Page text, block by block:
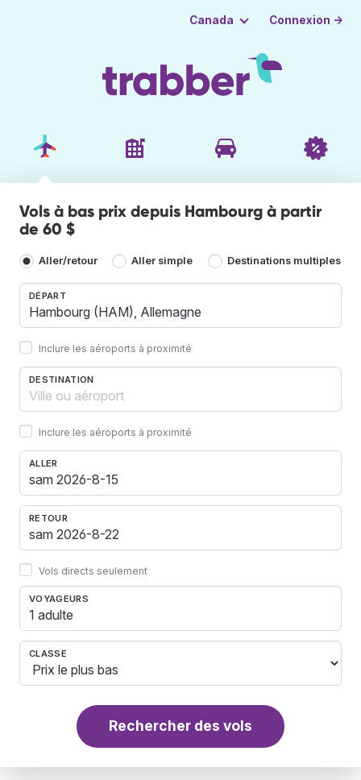
Canada Connexion →
Vols à bas prix depuis Hambourg à partir
de 60 $
Aller/retour Aller simple Destinations multiples
DÉPART
Inclure les aéroports à proximité
DESTINATION
Inclure les aéroports à proximité
ALLER
RETOUR
Vols directs seulement
VOYAGEURS
1 adulte
CLASSE
Rechercher des vols